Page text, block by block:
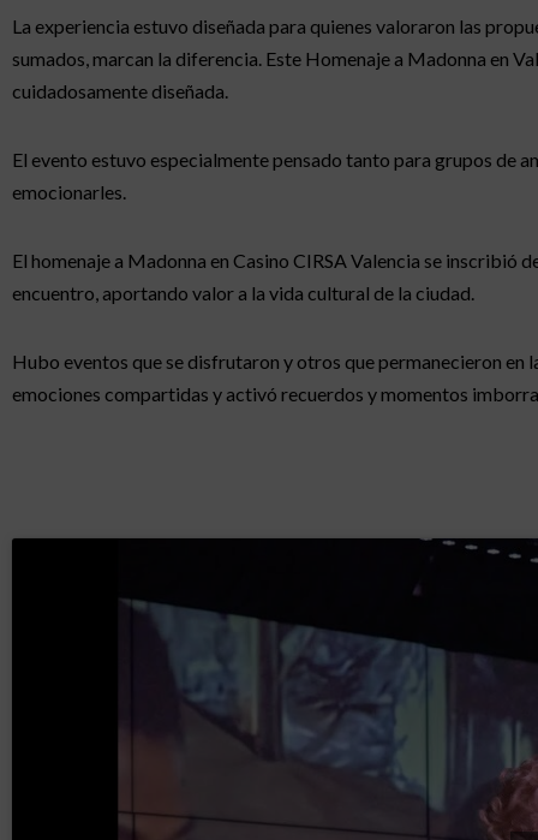
La experiencia estuvo diseñada para quienes valoraron las
sumados, marcan la diferencia. Este Homenaje a Madonna en
cuidadosamente diseñada.
El evento estuvo especialmente pensado tanto para grupos de
emocionarles.
El homenaje a Madonna en Casino CIRSA Valencia se inscribió
encuentro, aportando valor a la vida cultural de la ciudad.
Hubo eventos que se disfrutaron y otros que permanecieron en
emociones compartidas y activó recuerdos y momentos